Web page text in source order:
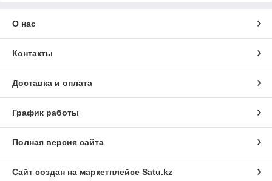
О нас
Контакты
Доставка и оплата
График работы
Полная версия сайта
Сайт создан на маркетплейсе Satu.kz